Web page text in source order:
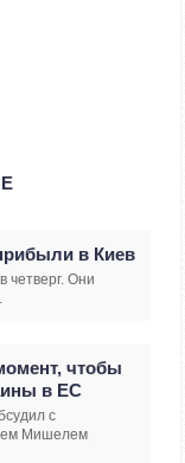
в Киев
четверг. Они
чтобы
в ЕС
с
Мишелем